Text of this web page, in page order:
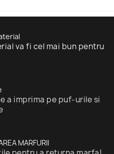
va fi cel mai bun pentru
a imprima pe puf-urile si
MARFURII